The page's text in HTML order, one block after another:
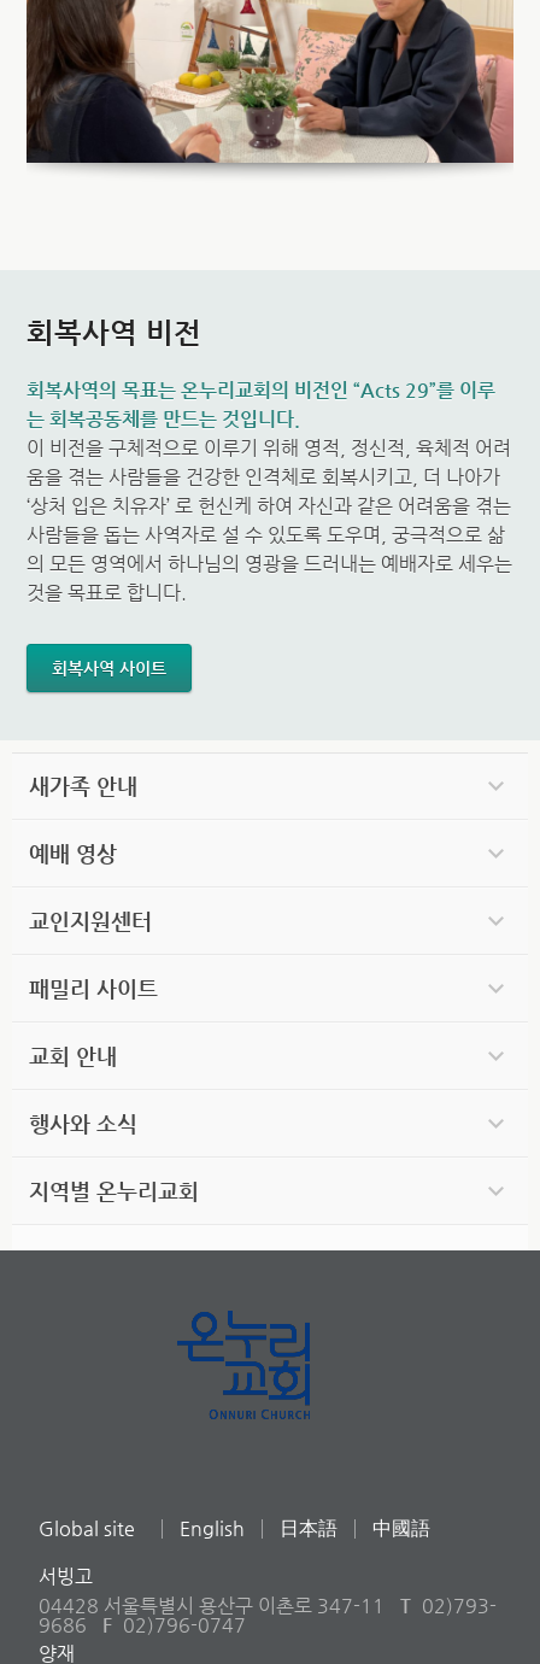
회복사역 비전
회복사역의 목표는 온누리교회의 비전인 “Acts 29”를 이루
는 회복공동체를 만드는 것입니다.
이 비전을 구체적으로 이루기 위해 영적, 정신적, 육체적 어려
움을 겪는 사람들을 건강한 인격체로 회복시키고, 더 나아가
‘상처 입은 치유자’ 로 헌신케 하여 자신과 같은 어려움을 겪는
사람들을 돕는 사역자로 설 수 있도록 도우며, 궁극적으로 삶
의 모든 영역에서 하나님의 영광을 드러내는 예배자로 세우는
것을 목표로 합니다.
회복사역 사이트
새가족 안내
예배 영상
교인지원센터
패밀리 사이트
교회 안내
행사와 소식
지역별 온누리교회
Global site English 日本語 中國語
서빙고
04428 서울특별시 용산구 이촌로 347-11
T 02)793-
9686
F 02)796-0747
양재